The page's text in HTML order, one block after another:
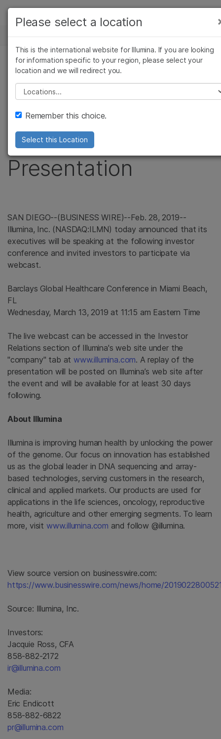
Skip to content
ソリューション
ラーニング
企業情報
サポート
お気に入りの分野を選択
ニュースセンター
プレスリリース
Illumina to Webcast
Upcoming Investor
Conference
Presentation
SAN DIEGO--(BUSINESS WIRE)--Feb. 28, 2019--
Illumina, Inc. (NASDAQ:ILMN) today announced that its
executives will be speaking at the following investor
conference and invited investors to participate via
webcast.
Barclays Global Healthcare Conference in Miami Beach,
FL
Wednesday, March 13, 2019 at 11:15 am Eastern Time
The live webcast can be accessed in the Investor
Relations section of Illumina's web site under the
"company" tab atwww.illumina.com. A replay of the
presentation will be posted on Illumina’s web site after
the event and will be available for at least 30 days
following.
About Illumina
Illumina is improving human health by unlocking the power
of the genome. Our focus on innovation has established
us as the global leader in DNA sequencing and array-
based technologies, serving customers in the research,
clinical and applied markets. Our products are used for
applications in the life sciences, oncology, reproductive
health, agriculture and other emerging segments. To learn
more, visit www.illumina.com and follow @illumina.
View source version on businesswire.com:
https://www.businesswire.com/news/home/
Source: Illumina, Inc.
Investors:
Jacquie Ross, CFA
858-882-2172
ir@illumina.com
Media:
Eric Endicott
858-882-6822
pr@illumina.com
Please select a location
This is the international website for Illumina. If you are looking
for information specific to your region, please select your
location and we will redirect you.
Please select a location
Remember this choice.
Select this Location
がん研究
農学研究
複雑な疾患
臨床オンコロジー
研究